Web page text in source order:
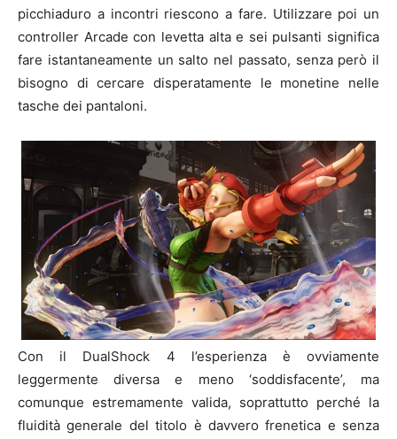
picchiaduro a incontri riescono a fare. Utilizzare poi un
controller Arcade con levetta alta e sei pulsanti significa
fare istantaneamente un salto nel passato, senza però il
bisogno di cercare disperatamente le monetine nelle
tasche dei pantaloni.
Con il DualShock 4 l’esperienza è ovviamente
leggermente diversa e meno ‘soddisfacente’, ma
comunque estremamente valida, soprattutto perché la
fluidità generale del titolo è davvero frenetica e senza